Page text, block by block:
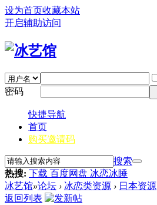
设为首页收藏本站
开启辅助访问
密码
快捷导航
首页
购买邀请码
搜索
热搜: 下载 百度网盘 冰恋冰睡
冰艺馆»论坛 › 冰恋类资源 › 日本资源
返回列表